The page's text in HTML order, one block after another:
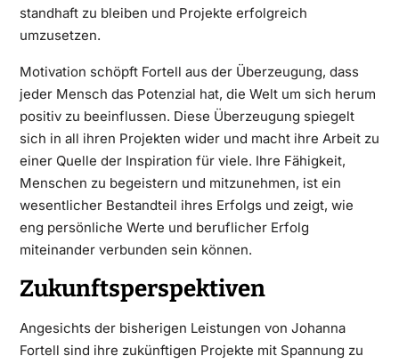
standhaft zu bleiben und Projekte erfolgreich
umzusetzen.
Motivation schöpft Fortell aus der Überzeugung, dass
jeder Mensch das Potenzial hat, die Welt um sich herum
positiv zu beeinflussen. Diese Überzeugung spiegelt
sich in all ihren Projekten wider und macht ihre Arbeit zu
einer Quelle der Inspiration für viele. Ihre Fähigkeit,
Menschen zu begeistern und mitzunehmen, ist ein
wesentlicher Bestandteil ihres Erfolgs und zeigt, wie
eng persönliche Werte und beruflicher Erfolg
miteinander verbunden sein können.
Zukunftsperspektiven
Angesichts der bisherigen Leistungen von Johanna
Fortell sind ihre zukünftigen Projekte mit Spannung zu